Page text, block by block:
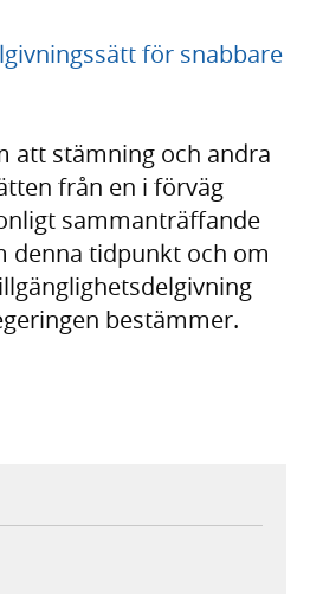
för snabbare
att stämning och andra
från en i förväg
sammanträffande
denna tidpunkt och om
bestämmer.